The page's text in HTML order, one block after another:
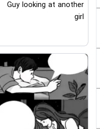
Guy looking at another
girl